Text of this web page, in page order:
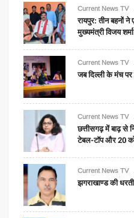
Current News TV
रायपुर: तीन बहनों ने
मुख्यमंत्री विजय
Current News TV
जब दिल्ली के मंच पर
Current News TV
छत्तीसगढ़ में बाढ़ से
टेबल-टॉप और 20
Current News TV
झगराखाण्ड की